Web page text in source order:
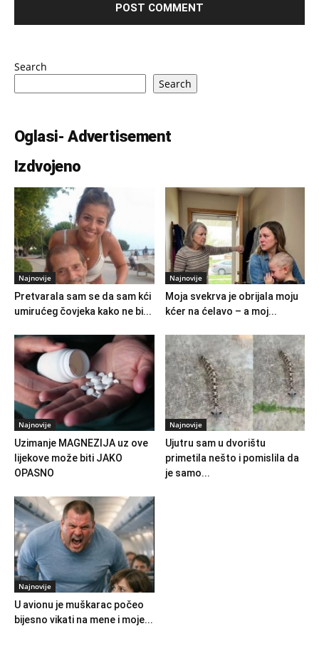
Search
Search
Oglasi- Advertisement
Izdvojeno
Najnovije
Pretvarala sam se da sam kći
umirućeg čovjeka kako ne bi...
Najnovije
Moja svekrva je obrijala moju
kćer na ćelavo – a moj...
Najnovije
Uzimanje MAGNEZIJA uz ove
lijekove može biti JAKO
OPASNO
Najnovije
Ujutru sam u dvorištu
primetila nešto i pomislila da
je samo...
Najnovije
U avionu je muškarac počeo
bijesno vikati na mene i moje...